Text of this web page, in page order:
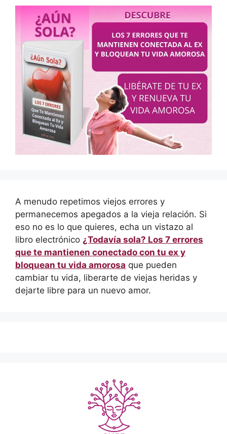
A menudo repetimos viejos errores y
permanecemos apegados a la vieja relación. Si
eso no es lo que quieres, echa un vistazo al
libro electrónico ¿Todavía sola? Los 7 errores
que te mantienen conectado con tu ex y
bloquean tu vida amorosa que pueden
cambiar tu vida, liberarte de viejas heridas y
dejarte libre para un nuevo amor.